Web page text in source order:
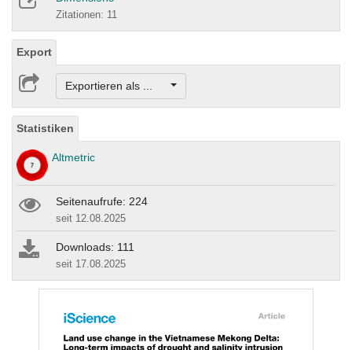
Zitationen: 11
Export
Exportieren als ...
Statistiken
Altmetric
Seitenaufrufe: 224
seit 12.08.2025
Downloads: 111
seit 17.08.2025